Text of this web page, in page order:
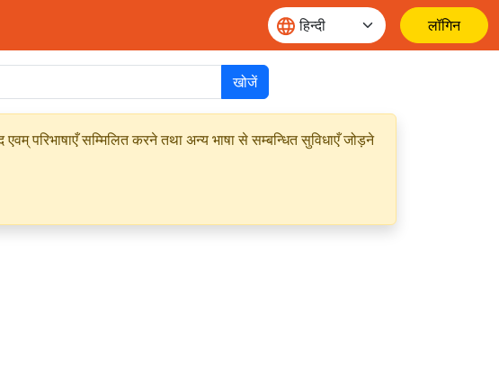
लॉगिन
खोजें
परिभाषाएँ सम्मिलित करने तथा अन्य भाषा से सम्बन्धित सुविधाएँ जोड़ने